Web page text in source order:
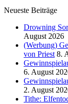
Neueste Beiträge
Drowning
August 2026
(Werbung)
von Priest 8.
6. August
2. August
Tithe: